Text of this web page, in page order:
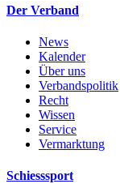
Der Verband
News
Kalender
Über uns
Verbandspolitik
Recht
Wissen
Service
Vermarktung
Schiesssport